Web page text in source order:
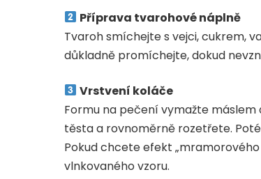
Příprava tvarohové náplně
Tvaroh smíchejte s vejci, cukrem,
důkladně promíchejte, dokud
Vrstvení koláče
Formu na pečení vymažte máslem
těsta a rovnoměrně rozetřete.
Pokud chcete efekt
vlnkovaného vzoru.